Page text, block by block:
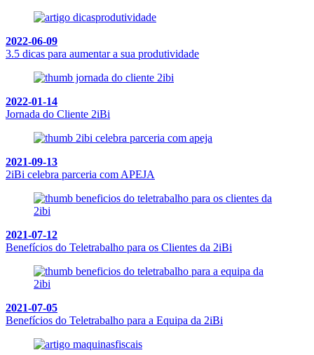
2022-06-09
3.5 dicas para aumentar a sua produtividade
2022-01-14
Jornada do Cliente 2iBi
2021-09-13
2iBi celebra parceria com APEJA
2021-07-12
Benefícios do Teletrabalho para os Clientes da 2iBi
2021-07-05
Benefícios do Teletrabalho para a Equipa da 2iBi